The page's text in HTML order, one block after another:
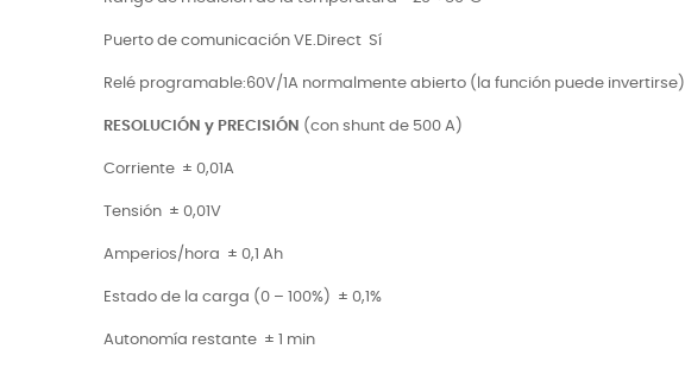
Puerto de comunicación VE.Direct Sí
Relé programable:60V/1A normalmente abierto (la función puede invertirse)
RESOLUCIÓN y PRECISIÓN (con shunt de 500 A)
Corriente ± 0,01A
Tensión ± 0,01V
Amperios/hora ± 0,1 Ah
Estado de la carga (0 – 100%) ± 0,1%
Autonomía restante ± 1 min